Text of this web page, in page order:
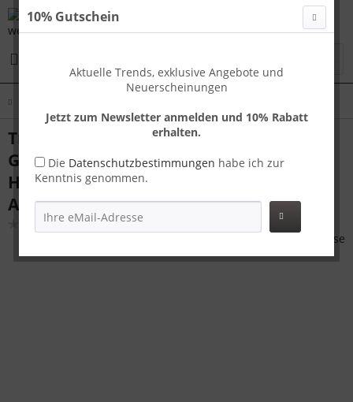
Travelhouse Tokyo großer Reisekoffer L
Grau 72 x 45 x 28 cm | Aluminium-
Hartschale | TSA-Schloss,
Aluminiumrahmen
10% Gutschein
Aktuelle Trends, exklusive Angebote und
Neuerscheinungen
Jetzt zum Newsletter anmelden und 10% Rabatt
erhalten.
Die Datenschutzbestimmungen habe ich zur
Kenntnis genommen.